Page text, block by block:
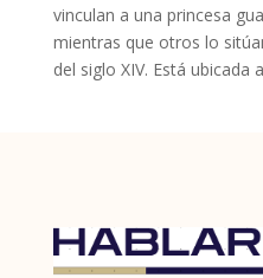
vinculan a una princesa
mientras que otros lo
del siglo XIV. Está ubicada